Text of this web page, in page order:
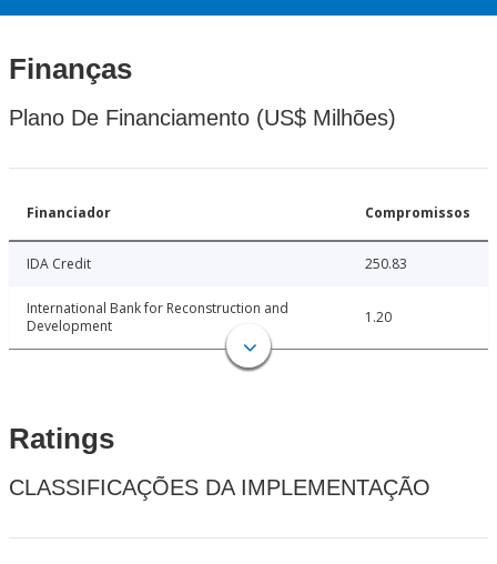
Finanças
Plano De Financiamento (US$ Milhões)
Financiador Compromissos
IDA Credit 250.83
International Bank for Reconstruction and
Development
1.20
Ratings
CLASSIFICAÇÕES DA IMPLEMENTAÇÃO